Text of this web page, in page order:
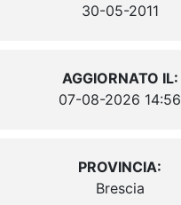
30-05-2011
AGGIORNATO IL:
07-08-2026 14:56
PROVINCIA:
Brescia